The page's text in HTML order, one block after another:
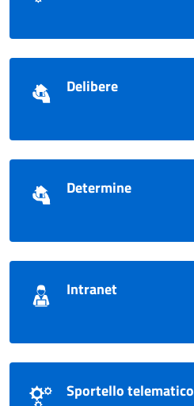
Delibere
Determine
Intranet
Sportello telematico